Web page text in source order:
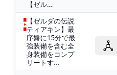
【ゼル...
【ゼルダの伝説
ティアキン】最
序盤に15分で最
強装備を含む全
身装備をコンプ
リートす...